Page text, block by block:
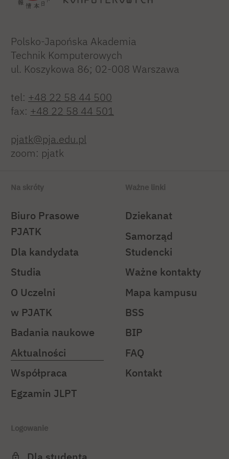
Polsko-Japońska Akademia
Technik Komputerowych
ul. Koszykowa 86; 02-008 Warszawa
tel: +48 22 58 44 500
fax: +48 22 58 44 501
pjatk@pja.edu.pl
zoom: pjatk
Na skróty
Biuro Prasowe
PJATK
Dla kandydata
Studia
O Uczelni
w PJATK
Badania naukowe
Aktualności
Współpraca
Egzamin JLPT
Ważne linki
Dziekanat
Samorząd
Studencki
Ważne kontakty
Mapa kampusu
BSS
BIP
FAQ
Kontakt
Logowanie